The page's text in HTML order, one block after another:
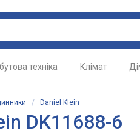
техніка Клімат
/ Daniel Klein
DK11688-6